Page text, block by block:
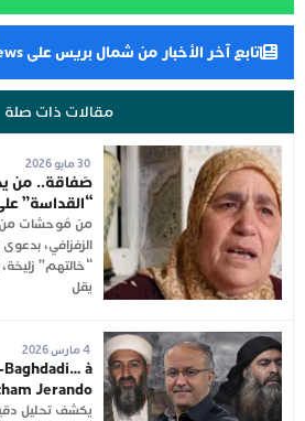
تابع آخر الأخبار من شمال بريس على Google News
مقالات ذات صلة
30 مايو 2026
صَفاقة.. من
“القداسة”
من مُوحشات من
الزفزافي،
“خالتهم”
يقل
4 مارس 2026
Baghdadi… à
Jerando !
يكشف تحليل